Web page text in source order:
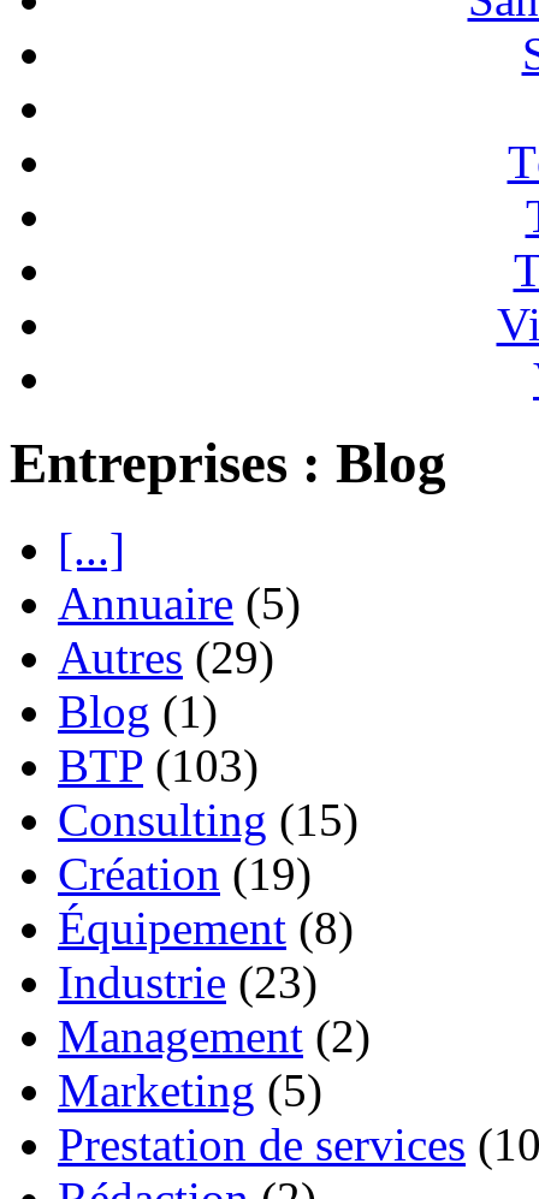
Entreprises : Blog
[...]
Annuaire (5)
Autres (29)
Blog (1)
BTP (103)
Consulting (15)
Création (19)
Équipement (8)
Industrie (23)
Management (2)
Marketing (5)
Prestation de services